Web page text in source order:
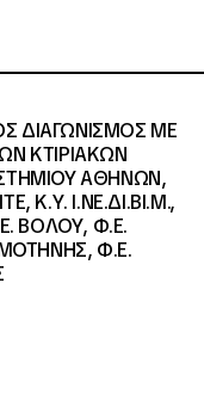
ΔΙΑΓΩΝΙΣΜΟΣ ΜΕ
ΚΤΙΡΙΑΚΩΝ
ΑΘΗΝΩΝ,
Κ.Υ. Ι.ΝΕ.ΔΙ.ΒΙ.Μ.,
ΒΟΛΟΥ, Φ.Ε.
Φ.Ε.